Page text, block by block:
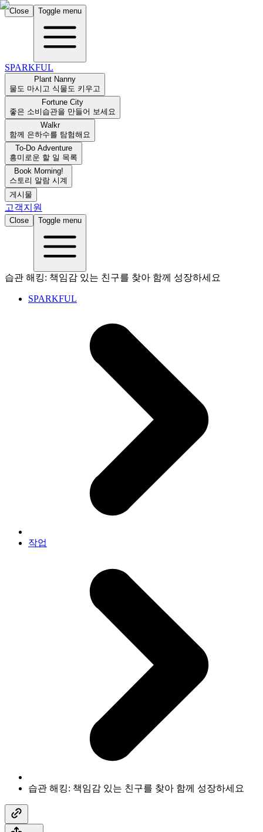
Close Toggle menu
SPARKFUL
Plant Nanny
물도 마시고 식물도 키우고
Fortune City
좋은 소비습관을 만들어 보세요
Walkr
함께 은하수를 탐험해요
To-Do Adventure
흥미로운 할 일 목록
Book Morning!
스토리 알람 시계
게시물
고객지원
Close Toggle menu
습관 해킹: 책임감 있는 친구를 찾아 함께 성장하세요
SPARKFUL
작업
습관 해킹: 책임감 있는 친구를 찾아 함께 성장하세요